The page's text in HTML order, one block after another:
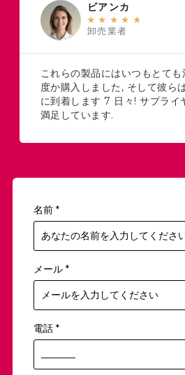
ビアンカ
★ ★ ★ ★ ★
卸売業者
これらの製品にはいつもとて
度か購入しました, そして彼ら
に到着します 7 日々! サプライ
満足しています.
名前 *
メール *
電話 *